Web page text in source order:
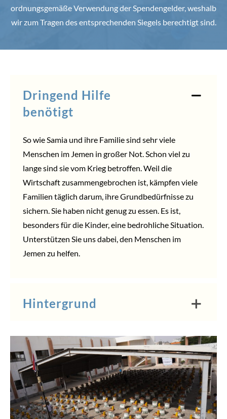
ordnungsgemäße Verwendung der Spendengelder, weshalb
wir zum Tragen des entsprechenden Siegels berechtigt sind.
Dringend Hilfe
benötigt
So wie Samia und ihre Familie sind sehr viele
Menschen im Jemen in großer Not. Schon viel zu
lange sind sie vom Krieg betroffen. Weil die
Wirtschaft zusammengebrochen ist, kämpfen viele
Familien täglich darum, ihre Grundbedürfnisse zu
sichern. Sie haben nicht genug zu essen. Es ist,
besonders für die Kinder, eine bedrohliche Situation.
Unterstützen Sie uns dabei, den Menschen im
Jemen zu helfen.
Hintergrund